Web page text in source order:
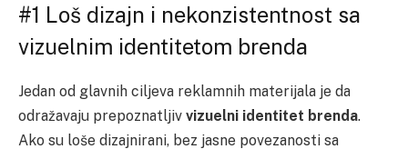
#1 Loš dizajn i nekonzistentnost sa
vizuelnim identitetom brenda
Jedan od glavnih ciljeva reklamnih materijala je da
odražavaju prepoznatljiv vizuelni identitet brenda.
Ako su loše dizajnirani, bez jasne povezanosti sa